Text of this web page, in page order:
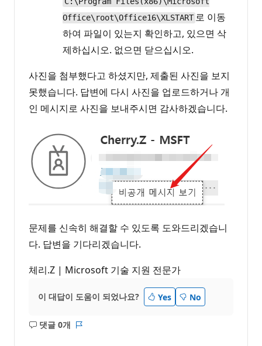
Office\root\Office16\XLSTART 로 이동
하여 파일이 있는지 확인하고, 있으면 삭
제하십시오. 없으면 닫으십시오.
사진을 첨부했다고 하셨지만, 제출된 사진을 보지
못했습니다. 답변에 다시 사진을 업로드하거나 개
인 메시지로 사진을 보내주시면 감사하겠습니다.
문제를 신속히 해결할 수 있도록 도와드리겠습니
다. 답변을 기다리겠습니다.
체리.Z | Microsoft 기술 지원 전문가
이 대답이 도움이 되었나요? Yes No
댓글 0개
설
보